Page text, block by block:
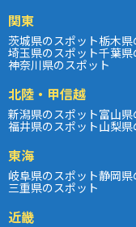
関東
茨城県のスポット栃木県
埼玉県のスポット千葉県
神奈川県のスポット
北陸・甲信越
新潟県のスポット富山県
福井県のスポット山梨県
東海
岐阜県のスポット静岡県
三重県のスポット
近畿